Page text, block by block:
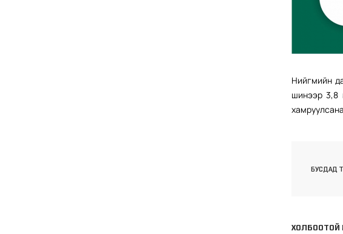
Нийгмийн
шинээр 3,8
БУСДАД
ХОЛБООТОЙ